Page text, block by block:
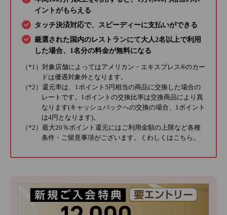
イントがもらえる
タッチ決済対応で、スピーディーに支払いができる
厳選された国内のレストランにて大人2名以上で利用
した場合、1名分の料金が無料になる
（*1）対象店舗によってはアメリカン・エキスプレス®のカー
ドは優遇対象外となります。
（*2）還元率は、1ポイント5円相当の商品に交換した場合の
レートです。1ポイントの交換比率は交換商品により異
なります(キャッシュバックへの交換の場合、1ポイント
は4円となります)。
（*2）最大20％ポイント還元にはご利用金額の上限など各種
条件・ご留意事項がございます。くわしくは こちら 。